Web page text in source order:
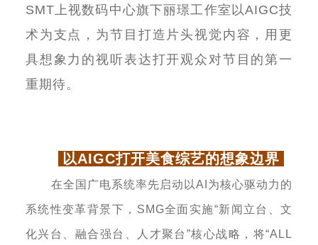
SMT 上视数码中心旗下丽璟工作室以AIGC技
术为支点，为节目打造片头视觉内容，用更
具想象力的视听表达打开观众对节目的第一
重期待。
以AIGC打开美食综艺的想象边界
在全国广电系统率先启动以AI 为核心驱动力的
系统性变革背景下， SMG全面实施“新闻立台、文
化兴台、融合强台、人才聚台 ”核心战略，将“ALL